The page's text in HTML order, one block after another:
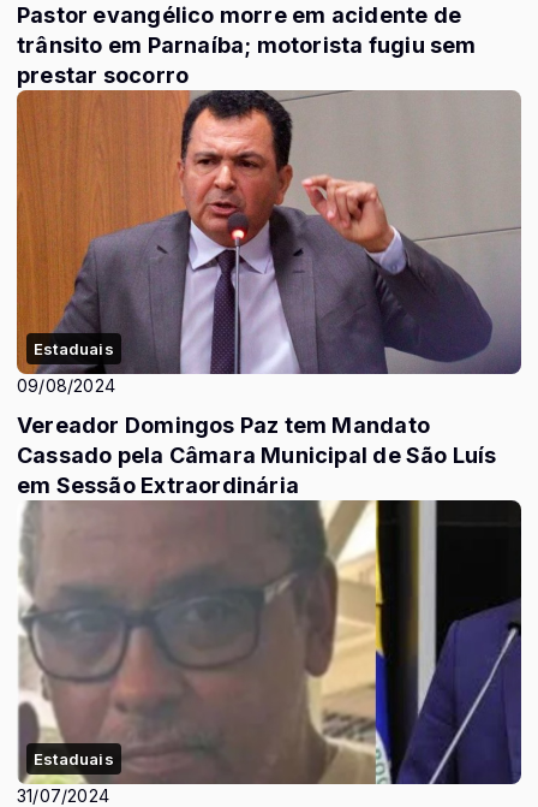
Pastor evangélico morre em acidente de
trânsito em Parnaíba; motorista fugiu sem
prestar socorro
Estaduais
09/08/2024
Vereador Domingos Paz tem Mandato
Cassado pela Câmara Municipal de São Luís
em Sessão Extraordinária
Estaduais
31/07/2024